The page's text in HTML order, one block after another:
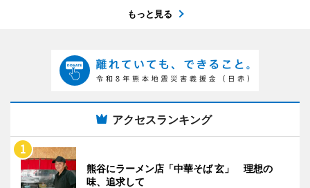
もっと見る
アクセスランキング
熊谷にラーメン店「中華そば 玄」 理想の
味、追求して